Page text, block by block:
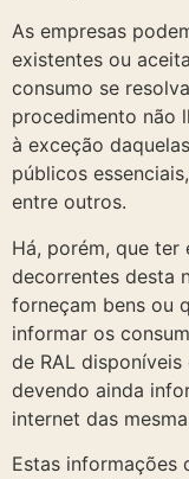
As empresas
existentes ou
consumo se
procedimento não
à exceção
públicos
entre outros.
Há, porém, que ter
decorrentes desta
forneçam bens ou
informar os
de RAL
devendo ainda
internet das
Estas informações